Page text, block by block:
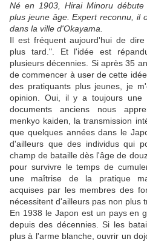
Né en 1903, Hirai Minoru
plus jeune âge. Expert reconnu, il
dans la ville d'Okayama.
Il est fréquent aujourd'hui de
plus tard.". Et l'idée est
plusieurs décennies. Si après 35
de commencer à user de cette
des pratiquants plus jeunes, je
opinion. Oui, il y a toujours une
documents anciens nous
menkyo kaiden, la transmission
que quelques années dans le
d'ailleurs que des individus qui
champ de bataille dès l'âge de
pour survivre le temps de
une maîtrise de la pratique
acquises par les membres des
nécessitent d'ailleurs pas non plus
En 1938 le Japon est un pays en
depuis des décennies. Si les
plus à l'arme blanche, ouvrir un